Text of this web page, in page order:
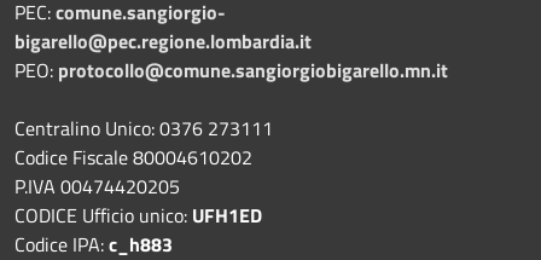
PEC:comune.sangiorgio-
bigarello@pec.regione.lombardia.it
PEO: protocollo@comune.sangiorgiobigarello.mn.it
Centralino Unico: 0376 273111
Codice Fiscale 80004610202
P.IVA 00474420205
CODICE Ufficio unico: UFH1ED
Codice IPA:c_h883